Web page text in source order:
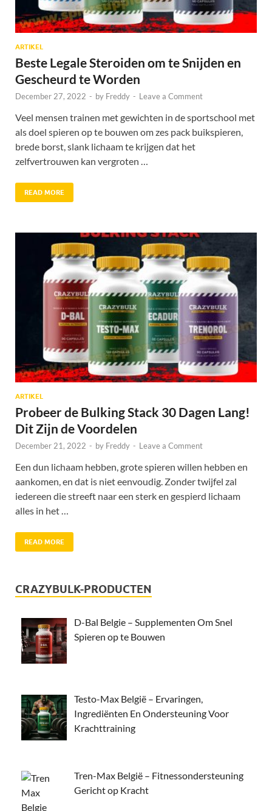
ARTIKEL
Beste Legale Steroiden om te Snijden en
Gescheurd te Worden
December 27, 2022 - by Freddy - Leave a Comment
Veel mensen trainen met gewichten in de sportschool met
als doel spieren op te bouwen om zes pack buikspieren,
brede borst, slank lichaam te krijgen dat het
zelfvertrouwen kan vergroten …
READ MORE
ARTIKEL
Probeer de Bulking Stack 30 Dagen Lang!
Dit Zijn de Voordelen
December 21, 2022 - by Freddy - Leave a Comment
Een dun lichaam hebben, grote spieren willen hebben en
aankomen, en dat is niet eenvoudig. Zonder twijfel zal
iedereen die streeft naar een sterk en gespierd lichaam
alles in het …
READ MORE
CRAZYBULK-PRODUCTEN
D-Bal Belgie – Supplementen Om Snel
Spieren op te Bouwen
Testo-Max België – Ervaringen,
Ingrediënten En Ondersteuning Voor
Krachttraining
Tren-Max België – Fitnessondersteuning
Gericht op Kracht